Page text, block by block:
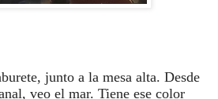
junto a la mesa alta. Desde
veo el mar. Tiene ese color